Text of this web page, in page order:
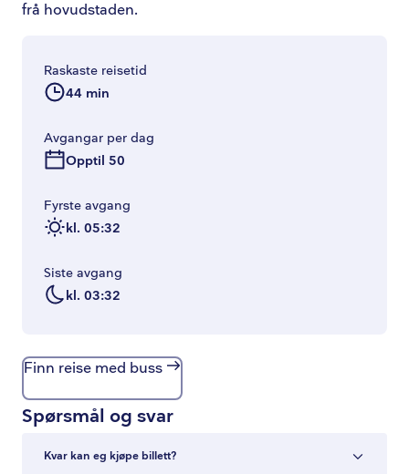
frå hovudstaden.
Raskaste reisetid
44 min
Avgangar per dag
Opptil 50
Fyrste avgang
kl. 05:32
Siste avgang
kl. 03:32
Finn reise med buss
Spørsmål og svar
Kvar kan eg kjøpe billett?